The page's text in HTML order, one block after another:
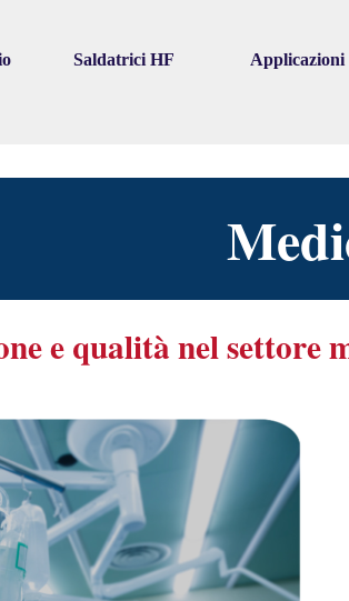
▼
Saldatrici HF ▼
Applicazioni
e qualità nel settore